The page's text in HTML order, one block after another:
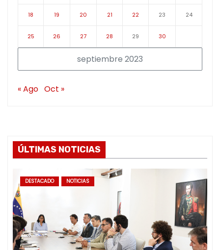
septiembre 2023
18 19 20 21 22 23 24
25 26 27 28 29 30
« Ago Oct »
ÚLTIMAS NOTICIAS
DESTACADO NOTICIAS